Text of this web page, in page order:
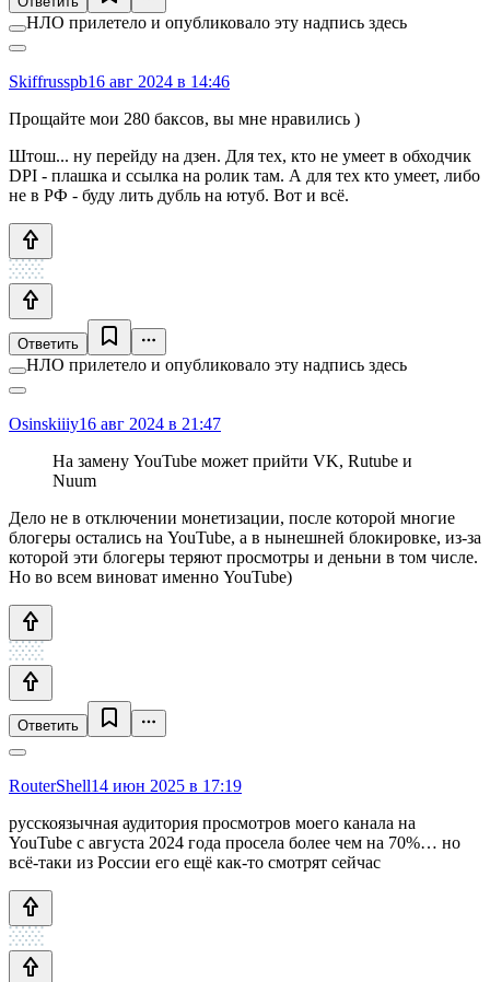
НЛО прилетело и опубликовало эту надпись здесь
Skiffrusspb16 авг 2024 в 14:46
Прощайте мои 280 баксов, вы мне нравились )
Штош... ну перейду на дзен. Для тех, кто не умеет в обходчик
DPI - плашка и ссылка на ролик там. А для тех кто умеет, либо
не в РФ - буду лить дубль на ютуб. Вот и всё.
Ответить
НЛО прилетело и опубликовало эту надпись здесь
Osinskiiiy16 авг 2024 в 21:47
На замену YouTube может прийти VK, Rutube и
Nuum
Дело не в отключении монетизации, после которой многие
блогеры остались на YouTube, а в нынешней блокировке, из-за
которой эти блогеры теряют просмотры и деньни в том числе.
Но во всем виноват именно YouTube)
Ответить
RouterShell14 июн 2025 в 17:19
русскоязычная аудитория просмотров моего канала на
YouTube с августа 2024 года просела более чем на 70%… но
всё-таки из России его ещё как-то смотрят сейчас